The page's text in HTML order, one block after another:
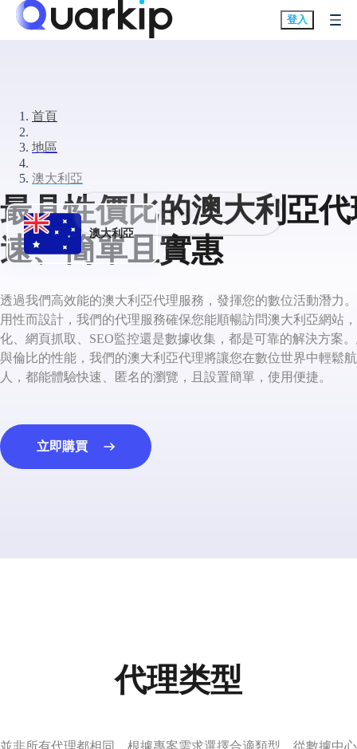
登入
首頁
地區
澳大利亞
最具性價比的澳大利亞
速、簡單且實惠
透過我們高效能的澳大利亞代理服務，發揮您的數位活動潛力
用性而設計，我們的代理服務確保您能順暢訪問澳大利亞網站
化、網頁抓取、SEO監控還是數據收集，都是可靠的解決方案
與倫比的性能，我們的澳大利亞代理將讓您在數位世界中輕鬆
人，都能體驗快速、匿名的瀏覽，且設置簡單，使用便捷。
立即購買
澳大利亞
代理类型
立即購買